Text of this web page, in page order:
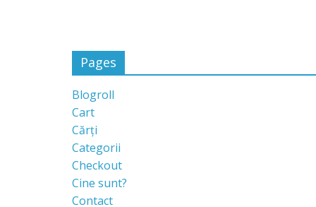
Pages
Blogroll
Cart
Cărți
Categorii
Checkout
Cine sunt?
Contact